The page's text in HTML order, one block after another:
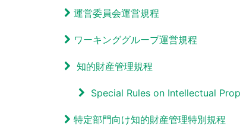
運営委員会運営規程
ワーキンググループ運営規程
知的財産管理規程
Special Rules on Intellectual
特定部門向け知的財産管理特別規程